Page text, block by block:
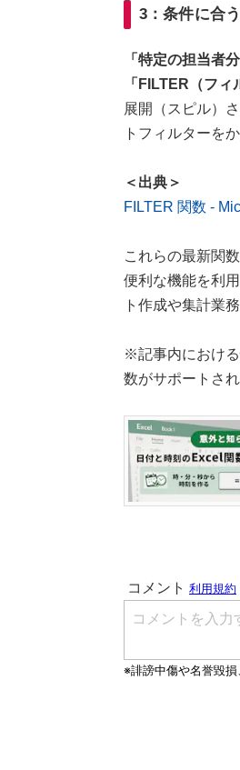
3：条件に合
「特定の担当者
「FILTER（フィ
展開（スピル）
トフィルターを
＜出典＞
FILTER 関数 -
これらの最新関
便利な機能を利
ト作成や集計業
※記事内におけ
数がサポートさ